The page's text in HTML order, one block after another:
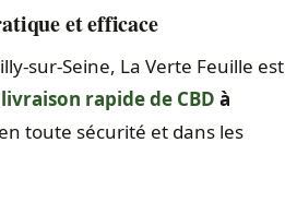
et efficace
sur-Seine, La Verte Feuille est
livraison rapide de CBD à
toute sécurité et dans les